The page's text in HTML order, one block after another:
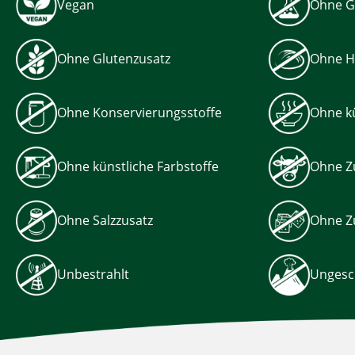
Vegan Ohne
Ohne Glutenzusatz Ohne
Ohne Konservierungsstoffe Ohne
Ohne künstliche Farbstoffe Ohne
Ohne Salzzusatz Ohne
Unbestrahlt